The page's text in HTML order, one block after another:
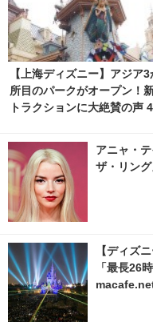
【上海ディズニー】アジア3
所目のパークがオープン！
トラクションに大絶賛の声
net
アニャ・
ザ・リン
【ディズ
「最長26